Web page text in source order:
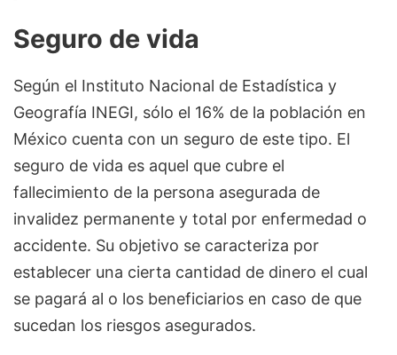
Seguro de vida
Según el Instituto Nacional de Estadística y
Geografía INEGI, sólo el 16% de la población en
México cuenta con un seguro de este tipo. El
seguro de vida es aquel que cubre el
fallecimiento de la persona asegurada de
invalidez permanente y total por enfermedad o
accidente. Su objetivo se caracteriza por
establecer una cierta cantidad de dinero el cual
se pagará al o los beneficiarios en caso de que
sucedan los riesgos asegurados.